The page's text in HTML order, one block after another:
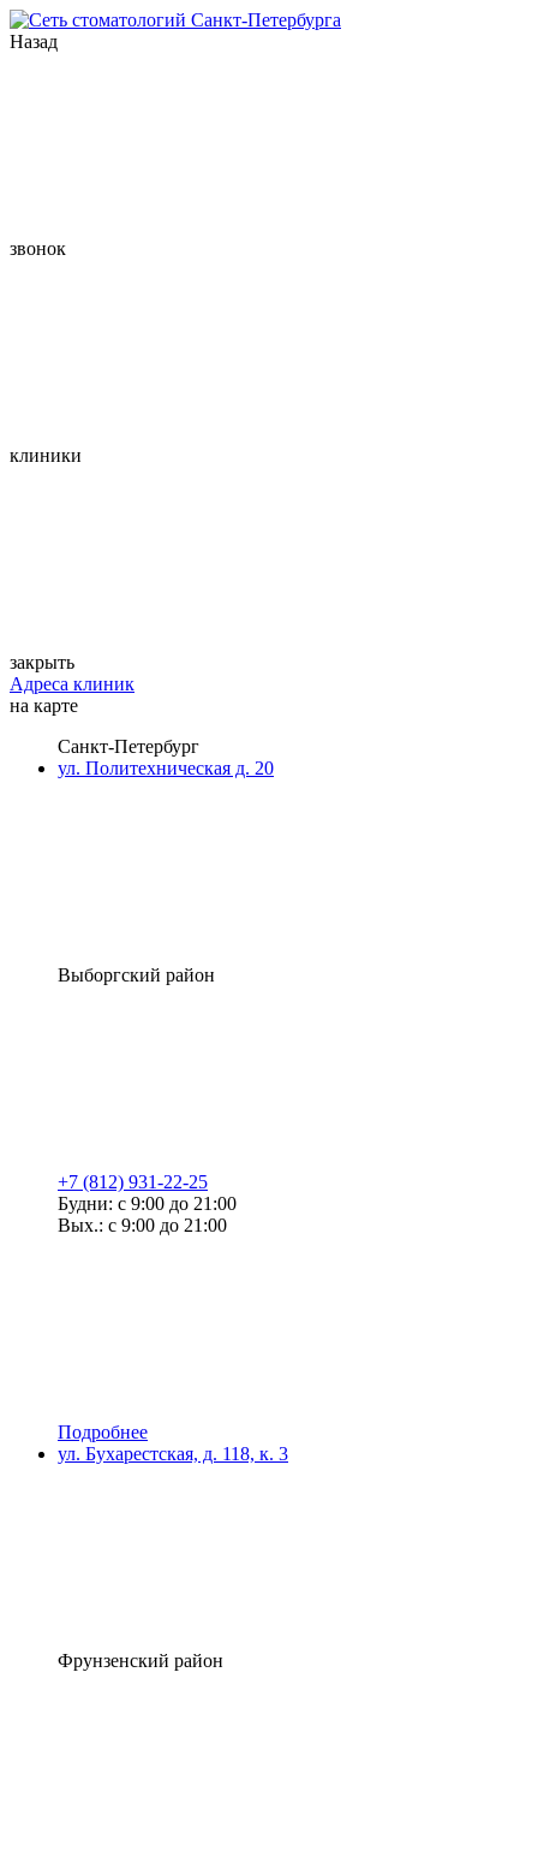
Назад
звонок
клиники
закрыть
Адреса клиник
на карте
Санкт-Петербург
ул. Политехническая д. 20
Выборгский район
+7 (812) 931-22-25
Будни: с 9:00 до 21:00
Вых.: с 9:00 до 21:00
Подробнее
ул. Бухарестская, д. 118, к. 3
Фрунзенский район